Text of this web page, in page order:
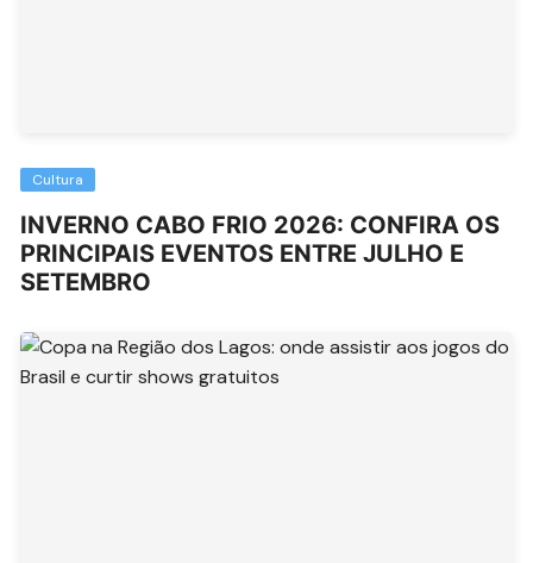
Cultura
INVERNO CABO FRIO 2026: CONFIRA OS
PRINCIPAIS EVENTOS ENTRE JULHO E
SETEMBRO